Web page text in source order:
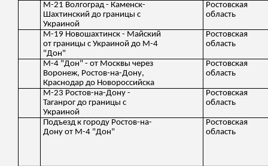
М-21 Волгоград - Каменск-
Шахтинский до границы с
Украиной
Ростовская
область
М-19 Новошахтинск - Майский
от границы с Украиной до М-4
"Дон"
Ростовская
область
М-4 "Дон" - от Москвы через
Воронеж, Ростов-на-Дону,
Краснодар до Новороссийска
Ростовская
область
М-23 Ростов-на-Дону -
Таганрог до границы с
Украиной
Ростовская
область
Подъезд к городу Ростов-на-
Дону от М-4 "Дон"
Ростовская
область